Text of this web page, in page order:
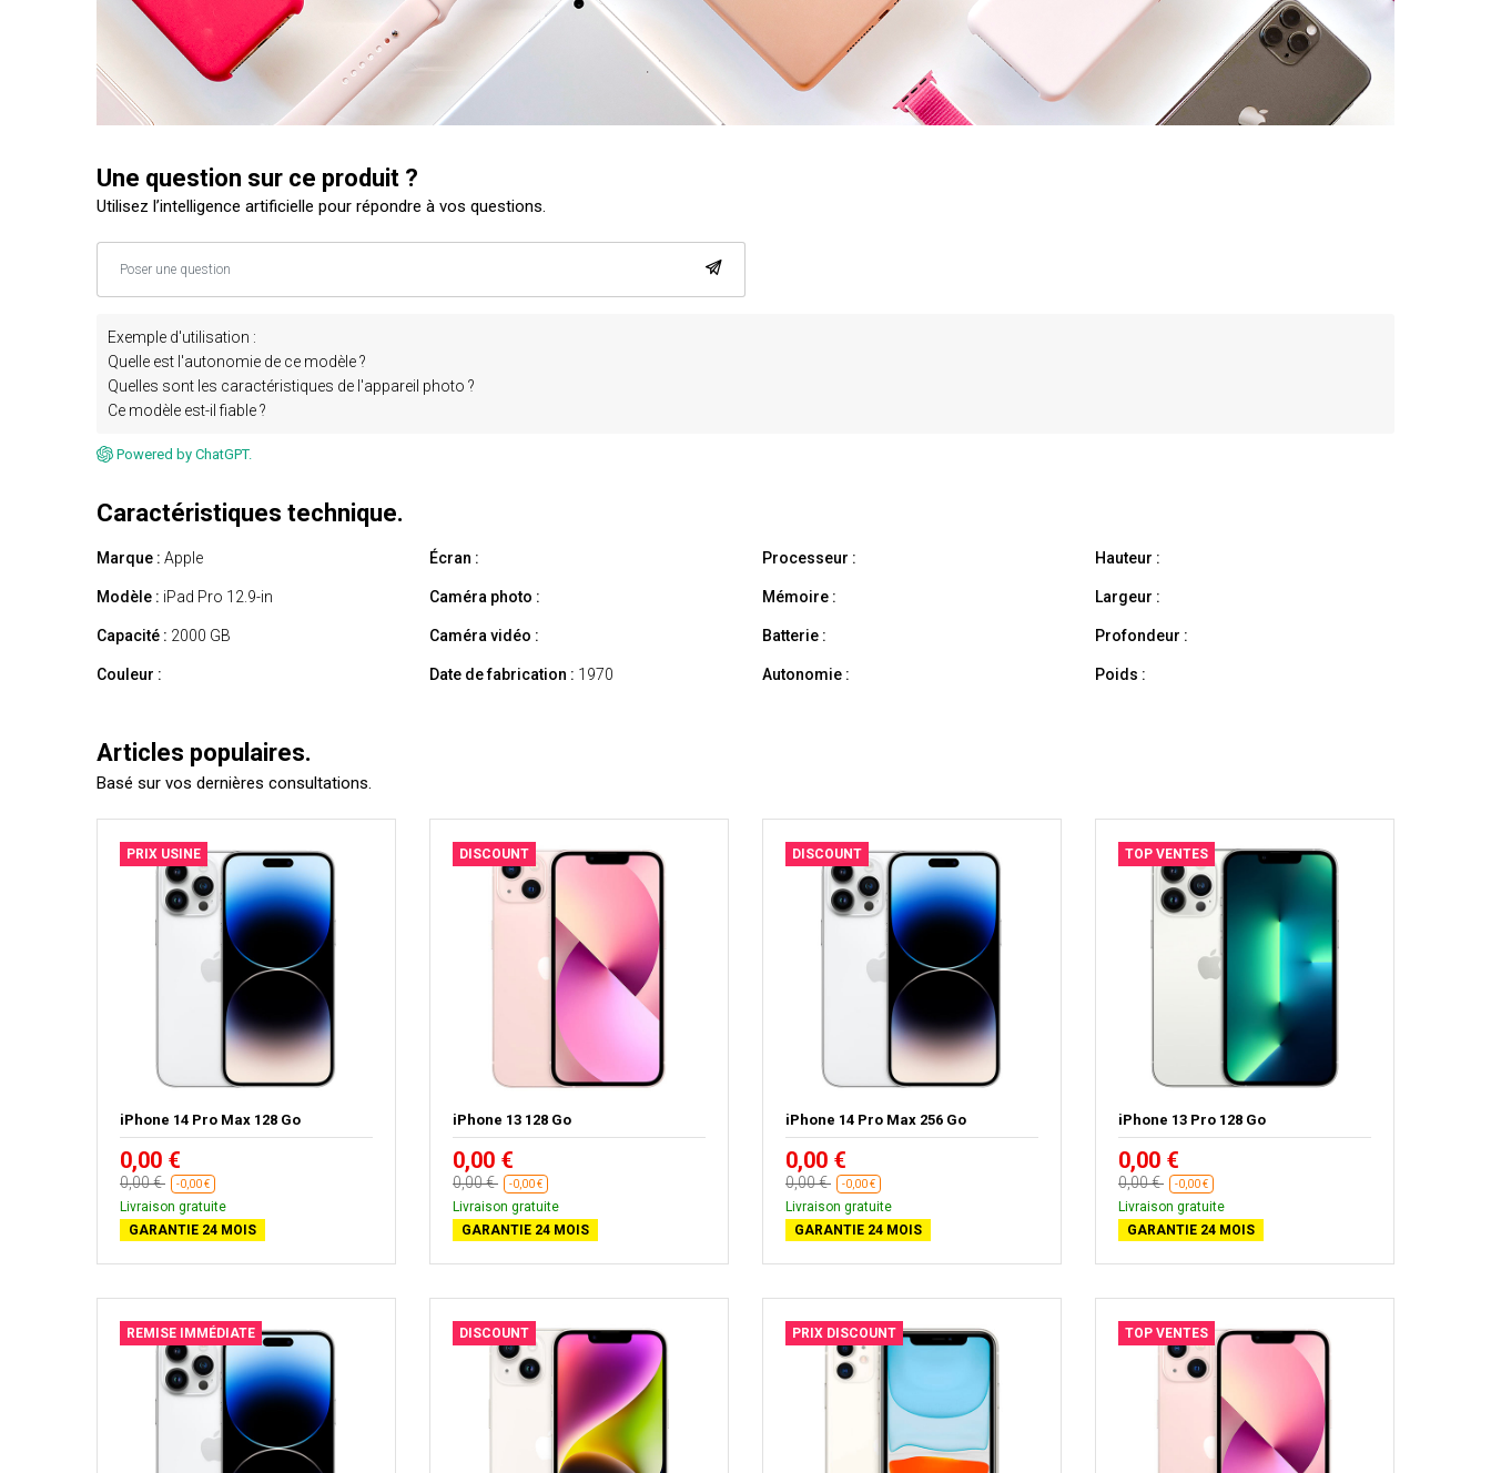
Une question sur ce produit ?
Utilisez l’intelligence artificielle pour répondre à vos questions.
Exemple d'utilisation :
Quelle est l'autonomie de ce modèle ?
Quelles sont les caractéristiques de l'appareil photo ?
Ce modèle est-il fiable ?
Powered by ChatGPT.
Caractéristiques technique.
Marque : Apple
Modèle : iPad Pro 12.9-in
Capacité : 2000 GB
Couleur :
Écran :
Caméra photo :
Caméra vidéo :
Date de fabrication : 1970
Processeur :
Mémoire :
Batterie :
Autonomie :
Hauteur :
Largeur :
Profondeur :
Poids :
Articles populaires.
Basé sur vos dernières consultations.
PRIX USINE
iPhone 14 Pro Max 128 Go
0,00 €
0,00 € -0,00 €
Livraison gratuite
GARANTIE 24 MOIS
DISCOUNT
iPhone 13 128 Go
0,00 €
0,00 € -0,00 €
Livraison gratuite
GARANTIE 24 MOIS
DISCOUNT
iPhone 14 Pro Max 256 Go
0,00 €
0,00 € -0,00 €
Livraison gratuite
GARANTIE 24 MOIS
TOP VENTES
iPhone 13 Pro 128 Go
0,00 €
0,00 € -0,00 €
Livraison gratuite
GARANTIE 24 MOIS
REMISE IMMÉDIATE DISCOUNT PRIX DISCOUNT TOP VENTES